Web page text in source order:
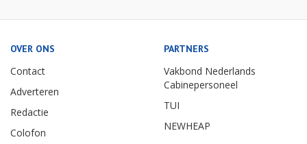
OVER ONS
Contact
Adverteren
Redactie
Colofon
PARTNERS
Vakbond Nederlands
Cabinepersoneel
TUI
NEWHEAP